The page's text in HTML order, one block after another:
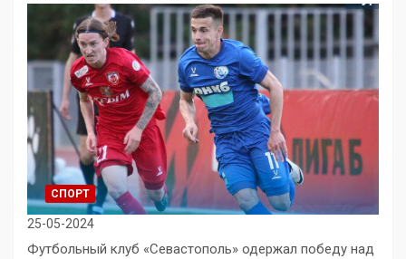
СПОРТ
25-05-2024
Футбольный клуб «Севастополь» одержал победу над